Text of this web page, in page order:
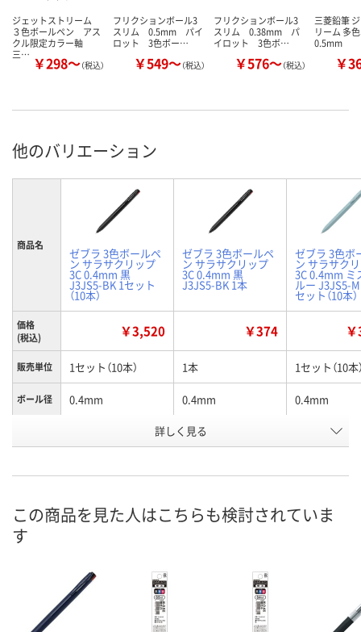
ジェットストリーム
３色ボールペン アス
クル限定カラー軸
三… ￥298～（税込）
フリクションボール3
スリム 0.5mm パイ
ロット 3色ボー…
￥549～（税込）
フリクションボール3
スリム 0.38mm パ
イロット 3色ボ…
￥576～（税込）
三菱鉛筆
リーム 多
0.5mm
￥
他のバリエーション
商品名
ゼブラ 3色ボールペ
ン サラサクリップ
3C 0.4mm 黒
J3JS5-BK 1セット
（10本）
ゼブラ 3色ボールペ
ン サラサクリップ
3C 0.4mm 黒
J3JS5-BK 1本
ゼブラ 3色ボ
ン サラサク
3C 0.4mm ミ
ルー J3JS5-
セット（10本）
価格
(税込)
￥3,520 ￥374
販売単位 1セット（10本） 1本 1セット（10本
ボール径 0.4mm 0.4mm 0.4mm
ブラック ミストブルー
号
数量
詳しく見る
この商品を見た人はこちらも検討されていま
す